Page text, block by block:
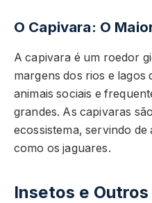
O Capivara: O
A capivara é um roedor
margens dos rios e lagos
animais sociais e
grandes. As capivaras
ecossistema, servindo
como os jaguares.
Insetos e